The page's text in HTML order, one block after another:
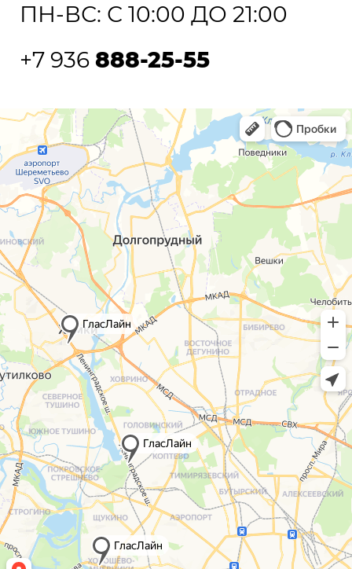
ПН-ВС: С 10:00 ДО 21:00
+7 936 888-25-55